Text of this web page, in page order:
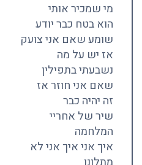
מי שמכיר אותי
הוא בטח כבר יודע
שומע שאם אני צועק
אז יש על מה
נשבעתי בתפילין
שאם אני חוזר אז
זה יהיה כבר
שיר של אחריי
המלחמה
איך אני איך אני לא